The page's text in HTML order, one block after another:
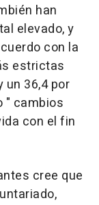
han
elevado, y
con la
estrictas
un 36,4 por
" cambios
con el fin
cree que